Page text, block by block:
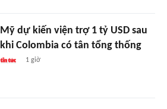
Mỹ dự kiến viện trợ 1 tỷ USD sau
khi Colombia có tân tổng thống
1 giờ